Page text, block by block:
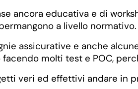
ancora educativa e di
a livello normativo.
assicurative e anche
molti test e POC,
veri ed effettivi andare in